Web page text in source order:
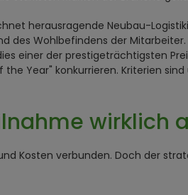
herausragende Neubau-
des Wohlbefindens der Mitarbeiter.
einer der prestigeträchtigsten
Year" konkurrieren. Kriterien
wirklich
Kosten verbunden. Doch der